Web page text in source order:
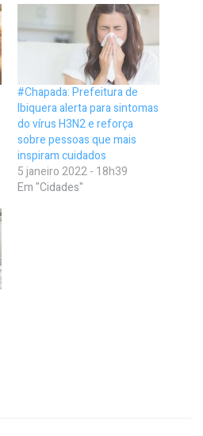
#Chapada: Prefeitura de
Ibiquera alerta para sintomas
do vírus H3N2 e reforça
sobre pessoas que mais
inspiram cuidados
5 janeiro 2022 - 18h39
Em "Cidades"